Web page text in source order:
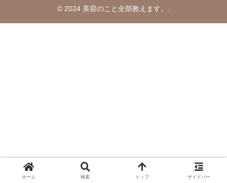
© 2024 美容のこと全部教えます。.
ホーム 検索 トップ サイドバー